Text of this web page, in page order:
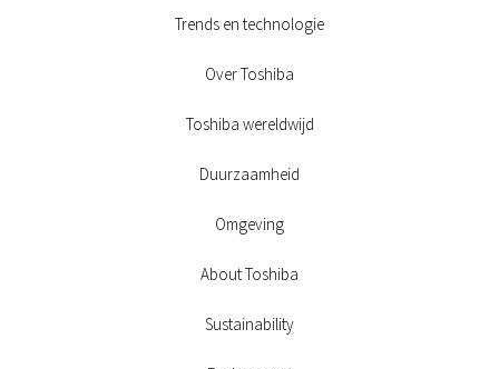
Trends en technologie
Over Toshiba
Toshiba wereldwijd
Duurzaamheid
Omgeving
About Toshiba
Sustainability